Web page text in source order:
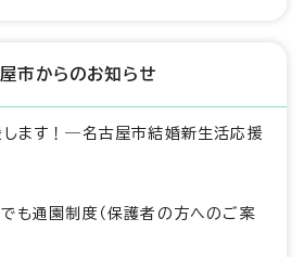
市からのお知らせ
ます！―名古屋市結婚新生活応援
も通園制度（保護者の方へのご案